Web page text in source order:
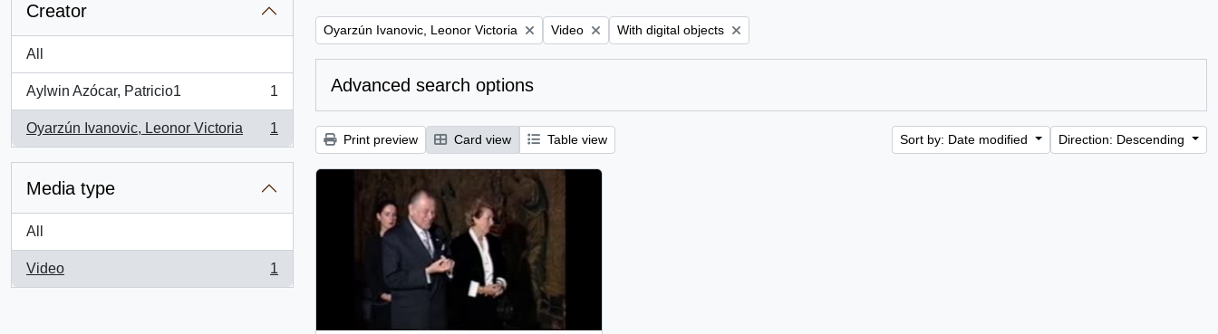
Creator
All
Aylwin Azócar, Patricio1
, 1 results
1
Oyarzún Ivanovic, Leonor Victoria
, 1 results
1
Media type
All
Video
, 1 results
1
Remove filter:
Oyarzún Ivanovic, Leonor Victoria Remove filter:
Video Remove filter:
With digital objects
Advanced search options
Print preview Card view Table view Sort by: Date modified Direction: Descending